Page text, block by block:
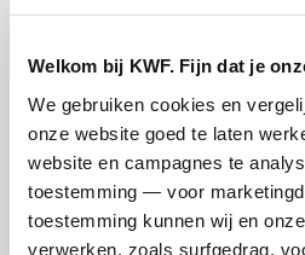
Welkom bij KWF. Fijn dat je
We gebruiken cookies en
onze website goed te laten
website en campagnes te
toestemming — voor
toestemming kunnen wij en
verwerken, zoals surfgedrag,
Opgehaald
Doneer
Lorenzo's